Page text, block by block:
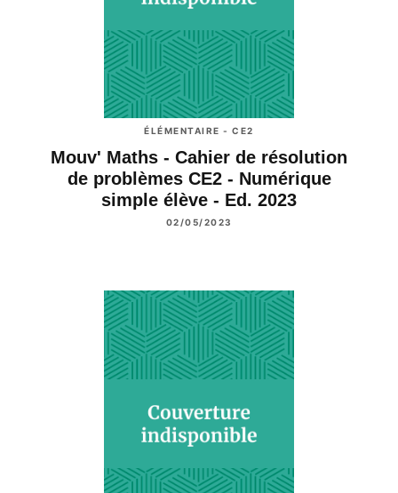
ÉLÉMENTAIRE - CE2
Mouv' Maths - Cahier de résolution
de problèmes CE2 - Numérique
simple élève - Ed. 2023
02/05/2023